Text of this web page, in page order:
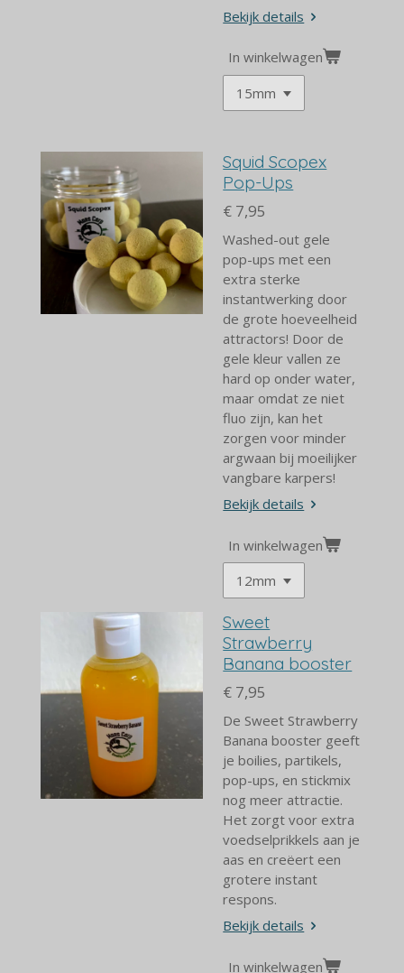
Bekijk details
In winkelwagen
Squid Scopex
Pop-Ups
€ 7,95
Washed-out gele
pop-ups met een
extra sterke
instantwerking door
de grote hoeveelheid
attractors! Door de
gele kleur vallen ze
hard op onder water,
maar omdat ze niet
fluo zijn, kan het
zorgen voor minder
argwaan bij moeilijker
vangbare karpers!
Bekijk details
In winkelwagen
Sweet
Strawberry
Banana booster
€ 7,95
De Sweet Strawberry
Banana booster geeft
je boilies, partikels,
pop-ups, en stickmix
nog meer attractie.
Het zorgt voor extra
voedselprikkels aan je
aas en creëert een
grotere instant
respons.
Bekijk details
In winkelwagen